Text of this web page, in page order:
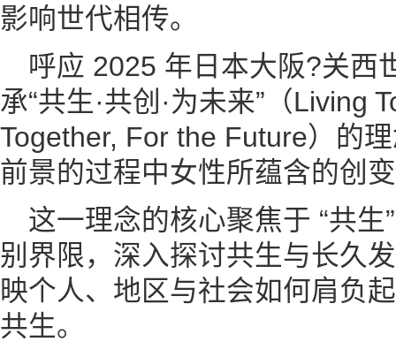
影响世代相传。
呼应 2025 年日本大阪?关西
承“共生·共创·为未来”（Living
Together, For the Future）的
前景的过程中女性所蕴含的创
这一理念的核心聚焦于 “共
别界限，深入探讨共生与长久
映个人、地区与社会如何肩负
共生。